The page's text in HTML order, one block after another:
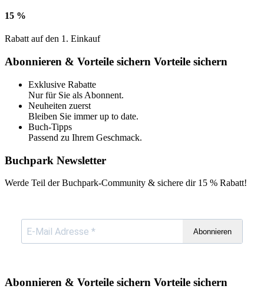
15 %
Rabatt auf den 1. Einkauf
Abonnieren & Vorteile sichern Vorteile sichern
Exklusive Rabatte
Nur für Sie als Abonnent.
Neuheiten zuerst
Bleiben Sie immer up to date.
Buch-Tipps
Passend zu Ihrem Geschmack.
Buchpark Newsletter
Werde Teil der Buchpark-Community & sichere dir 15 % Rabatt!
Abonnieren
Abonnieren & Vorteile sichern Vorteile sichern